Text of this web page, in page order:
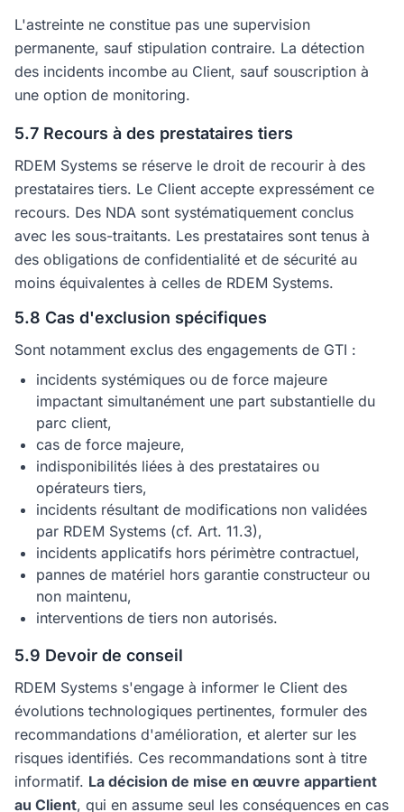
L'astreinte ne constitue pas une supervision
permanente, sauf stipulation contraire. La détection
des incidents incombe au Client, sauf souscription à
une option de monitoring.
5.7 Recours à des prestataires tiers
RDEM Systems se réserve le droit de recourir à des
prestataires tiers. Le Client accepte expressément ce
recours. Des NDA sont systématiquement conclus
avec les sous-traitants. Les prestataires sont tenus à
des obligations de confidentialité et de sécurité au
moins équivalentes à celles de RDEM Systems.
5.8 Cas d'exclusion spécifiques
Sont notamment exclus des engagements de GTI :
incidents systémiques ou de force majeure
impactant simultanément une part substantielle du
parc client,
cas de force majeure,
indisponibilités liées à des prestataires ou
opérateurs tiers,
incidents résultant de modifications non validées
par RDEM Systems (cf. Art. 11.3),
incidents applicatifs hors périmètre contractuel,
pannes de matériel hors garantie constructeur ou
non maintenu,
interventions de tiers non autorisés.
5.9 Devoir de conseil
RDEM Systems s'engage à informer le Client des
évolutions technologiques pertinentes, formuler des
recommandations d'amélioration, et alerter sur les
risques identifiés. Ces recommandations sont à titre
informatif. La décision de mise en œuvre appartient
au Client, qui en assume seul les conséquences en cas